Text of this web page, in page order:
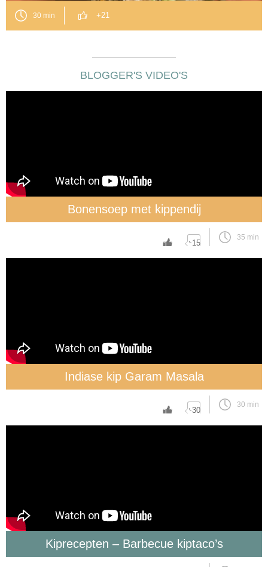
30 min +21
BLOGGER'S VIDEO'S
Bonensoep met kippendij
35 min
+15
Indiase kip Garam Masala
30 min
+30
Kiprecepten – Barbecue kiptaco’s